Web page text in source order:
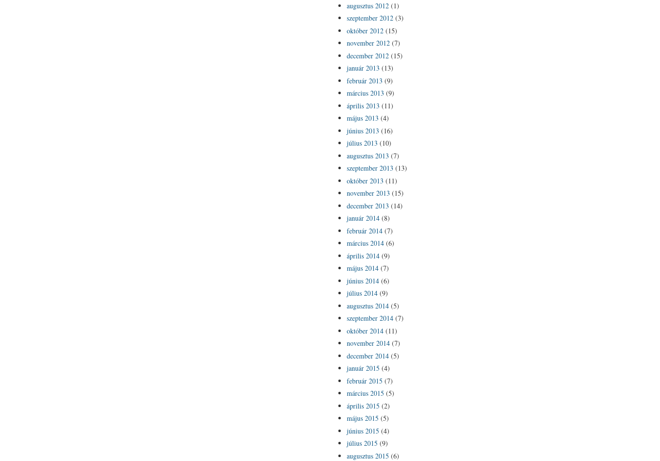
augusztus 2012 (1)
szeptember 2012 (3)
október 2012 (15)
november 2012 (7)
december 2012 (15)
január 2013 (13)
február 2013 (9)
március 2013 (9)
április 2013 (11)
május 2013 (4)
június 2013 (16)
július 2013 (10)
augusztus 2013 (7)
szeptember 2013 (13)
október 2013 (11)
november 2013 (15)
december 2013 (14)
január 2014 (8)
február 2014 (7)
március 2014 (6)
április 2014 (9)
május 2014 (7)
június 2014 (6)
július 2014 (9)
augusztus 2014 (5)
szeptember 2014 (7)
október 2014 (11)
november 2014 (7)
december 2014 (5)
január 2015 (4)
február 2015 (7)
március 2015 (5)
április 2015 (2)
május 2015 (5)
június 2015 (4)
július 2015 (9)
augusztus 2015 (6)